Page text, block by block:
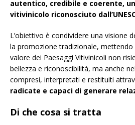
autentico, credibile e coerente,
vitivinicolo riconosciuto
L’obiettivo è condividere una visione
la promozione tradizionale, mettendo
valore dei Paesaggi Vitivinicoli non
bellezza e riconoscibilità, ma anche
compresi, interpretati e restituiti
radicate e capaci di generare
Di che cosa si tratta